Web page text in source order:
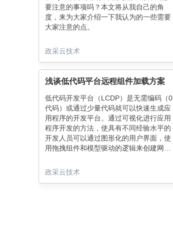
要注意的事项吗？本文将从我自己的角
度，来为大家介绍一下我认为的一些需要
大家注意的点。
政采云技术
浅谈低代码平台远程组件加载方案
低代码开发平台（LCDP）是无需编码（0
代码）或通过少量代码就可以快速生成应
用程序的开发平台。通过可视化进行应用
程序开发的方法，使具有不同经验水平的
开发人员可以通过图形化的用户界面，使
用拖拽组件和模型驱动的逻辑来创建网页
和开发人员开始自研低代码平台来达到降
本提效的目的。今天和大家分享一下低代
政采云技术